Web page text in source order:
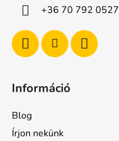
+36 70 792 0527
Információ
Blog
Írjon nekünk